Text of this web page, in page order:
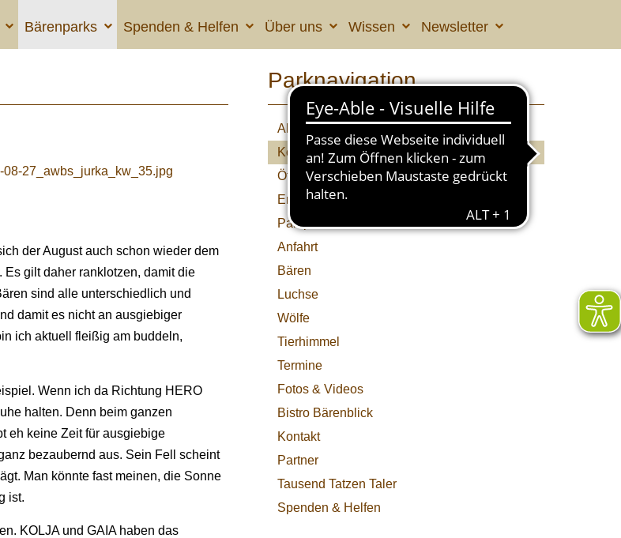
Bärenparks Spenden & Helfen Über uns Wissen Newsletter
der August auch schon wieder dem
Es gilt daher ranklotzen, damit die
sind alle unterschiedlich und
damit es nicht an ausgiebiger
ich aktuell fleißig am buddeln,
Wenn ich da Richtung HERO
halten. Denn beim ganzen
eh keine Zeit für ausgiebige
bezaubernd aus. Sein Fell scheint
Man könnte fast meinen, die Sonne
ist.
KOLJA und GAIA haben das
Parknavigation
Aktuelles
Kolumne
Öffnungszeiten & Preise
Erlebnisprogramme
Parkplan
Anfahrt
Bären
Luchse
Wölfe
Tierhimmel
Termine
Fotos & Videos
Bistro Bärenblick
Kontakt
Partner
Tausend Tatzen Taler
Spenden & Helfen